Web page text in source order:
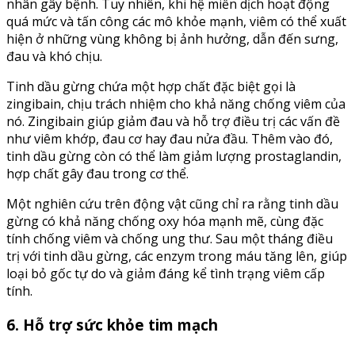
nhân gây bệnh. Tuy nhiên, khi hệ miễn dịch hoạt động
quá mức và tấn công các mô khỏe mạnh, viêm có thể xuất
hiện ở những vùng không bị ảnh hưởng, dẫn đến sưng,
đau và khó chịu.
Tinh dầu gừng chứa một hợp chất đặc biệt gọi là
zingibain, chịu trách nhiệm cho khả năng chống viêm của
nó. Zingibain giúp giảm đau và hỗ trợ điều trị các vấn đề
như viêm khớp, đau cơ hay đau nửa đầu. Thêm vào đó,
tinh dầu gừng còn có thể làm giảm lượng prostaglandin,
hợp chất gây đau trong cơ thể.
Một nghiên cứu trên động vật cũng chỉ ra rằng tinh dầu
gừng có khả năng chống oxy hóa mạnh mẽ, cùng đặc
tính chống viêm và chống ung thư. Sau một tháng điều
trị với tinh dầu gừng, các enzym trong máu tăng lên, giúp
loại bỏ gốc tự do và giảm đáng kể tình trạng viêm cấp
tính.
6. Hỗ trợ sức khỏe tim mạch